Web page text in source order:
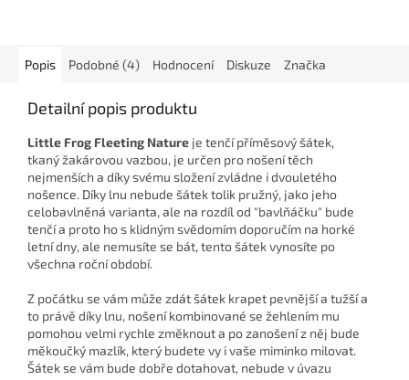
Popis Podobné (4) Hodnocení Diskuze Značka
Detailní popis produktu
Little Frog Fleeting Nature je tenčí příměsový šátek,
tkaný žakárovou vazbou, je určen pro nošení těch
nejmenších a díky svému složení zvládne i dvouletého
nošence. Díky lnu nebude šátek tolik pružný, jako jeho
celobavlněná varianta, ale na rozdíl od "bavlňáčku" bude
tenčí a proto ho s klidným svědomím doporučím na horké
letní dny, ale nemusíte se bát, tento šátek vynosíte po
všechna roční období.
Z počátku se vám může zdát šátek krapet pevnější a tužší a
to právě díky lnu, nošení kombinované se žehlením mu
pomohou velmi rychle změknout a po zanošení z něj bude
měkoučký mazlík, který budete vy i vaše miminko milovat.
Šátek se vám bude dobře dotahovat, nebude v úvazu